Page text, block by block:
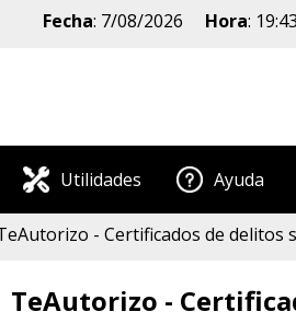
Fecha: 7/08/2026 Hora:
Utilidades Ayuda
- Certificados de delitos sexuales
TeAutorizo -